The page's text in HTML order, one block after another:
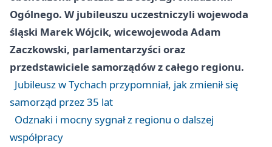
Ogólnego. W jubileuszu uczestniczyli wojewoda
śląski Marek Wójcik, wicewojewoda Adam
Zaczkowski, parlamentarzyści oraz
przedstawiciele samorządów z całego regionu.
Jubileusz w Tychach przypomniał, jak zmienił się
samorząd przez 35 lat
Odznaki i mocny sygnał z regionu o dalszej
współpracy